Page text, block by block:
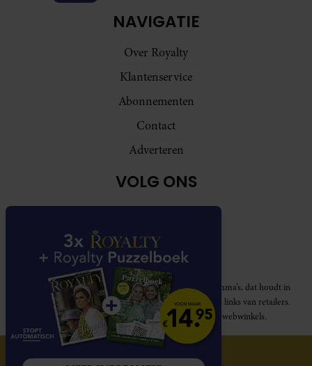
NAVIGATIE
Over Royalty
Klantenservice
Abonnementen
Contact
Adverteren
VOLG ONS
Royalty participeert in diverse affiliate marketing programma’s, dat houdt in
dat Royalty commissies ontvangt voor aankopen middels links van retailers.
Deze website wordt niet gesponsord door de genoemde webwinkels.